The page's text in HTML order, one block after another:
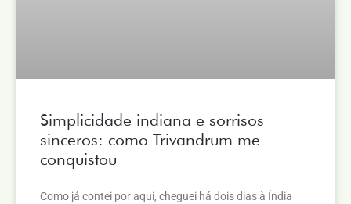
Simplicidade indiana e sorrisos
sinceros: como Trivandrum me
conquistou
Como já contei por aqui, cheguei há dois dias à Índia